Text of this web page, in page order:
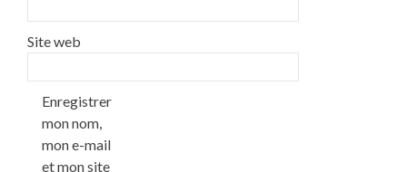
Site web
Enregistrer
mon nom,
mon e-mail
et mon site